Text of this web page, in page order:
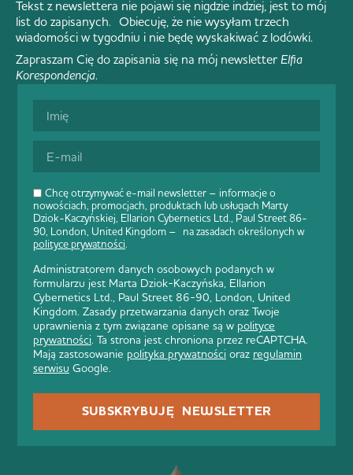
Chcę otrzymywać e-mail newsletter – informacje o
nowościach, promocjach, produktach lub usługach Marty
Dziok-Kaczyńskiej, Ellarion Cybernetics Ltd., Paul Street 86-
90, London, United Kingdom – na zasadach określonych w
polityce prywatności.
Administratorem danych osobowych podanych w
formularzu jest Marta Dziok-Kaczyńska, Ellarion
Cybernetics Ltd., Paul Street 86-90, London, United
Kingdom. Zasady przetwarzania danych oraz Twoje
uprawnienia z tym związane opisane są w polityce
prywatności. Ta strona jest chroniona przez reCAPTCHA.
Mają zastosowanie polityka prywatności oraz regulamin
serwisu Google.
SUBSKRYBUJĘ NEWSLETTER
Tekst z newslettera nie pojawi się nigdzie indziej, jest to mój
list do zapisanych. Obiecuję, że nie wysyłam trzech
wiadomości w tygodniu i nie będę wyskakiwać z lodówki.
Zapraszam Cię do zapisania się na mój newsletter Elfia
Korespondencja.